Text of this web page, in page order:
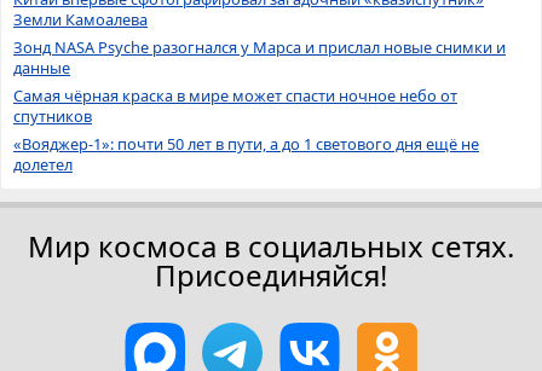
Земли Камоалева
Зонд NASA Psyche разогнался у Марса и прислал новые снимки и
данные
Самая чёрная краска в мире может спасти ночное небо от
спутников
«Вояджер-1»: почти 50 лет в пути, а до 1 светового дня ещё не
долетел
Мир космоса в социальных сетях.
Присоединяйся!